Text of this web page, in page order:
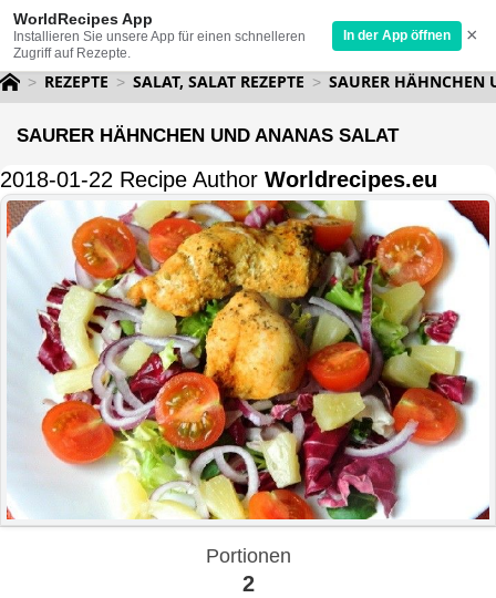
WorldRecipes App
Installieren Sie unsere App für einen schnelleren
Zugriff auf Rezepte.
In der App öffnen ×
REZEPTE SALAT, SALAT REZEPTE SAURER HÄHNCHEN
SAURER HÄHNCHEN UND ANANAS SALAT
2018-01-22 Recipe Author Worldrecipes.eu
Portionen
2